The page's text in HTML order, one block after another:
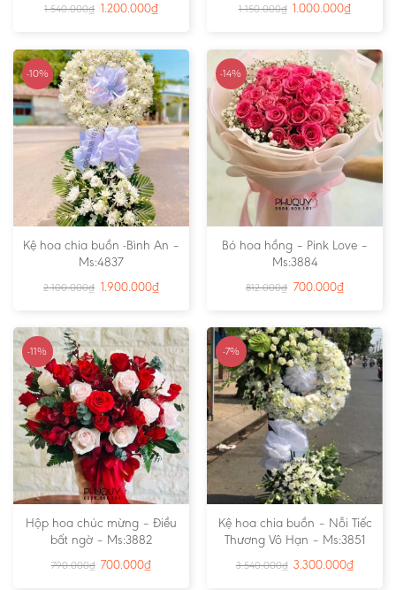
1.540.000₫ 1.200.000₫ 1.150.000₫ 1.000.000₫
-10%
Kệ hoa chia buồn -Bình An –
Ms:4837
2.100.000₫ 1.900.000₫
-14%
Bó hoa hồng – Pink Love –
Ms:3884
812.000₫ 700.000₫
-11%
Hộp hoa chúc mừng – Điều
bất ngờ – Ms:3882
790.000₫ 700.000₫
-7%
Kệ hoa chia buồn – Nỗi Tiếc
Thương Vô Hạn – Ms:3851
3.540.000₫ 3.300.000₫